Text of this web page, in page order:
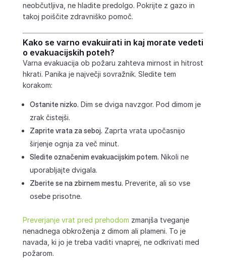
neobčutljiva, ne hladite predolgo. Pokrijte z gazo in
takoj poiščite zdravniško pomoč.
Kako se varno evakuirati in kaj morate vedeti
o evakuacijskih poteh?
Varna evakuacija ob požaru zahteva mirnost in hitrost
hkrati. Panika je največji sovražnik. Sledite tem
korakom:
Ostanite nizko. Dim se dviga navzgor. Pod dimom je
zrak čistejši.
Zaprite vrata za seboj. Zaprta vrata upočasnijo
širjenje ognja za več minut.
Sledite označenim evakuacijskim potem. Nikoli ne
uporabljajte dvigala.
Zberite se na zbirnem mestu. Preverite, ali so vse
osebe prisotne.
Preverjanje vrat pred prehodom zmanjša tveganje
nenadnega obkroženja z dimom ali plameni. To je
navada, ki jo je treba vaditi vnaprej, ne odkrivati med
požarom.